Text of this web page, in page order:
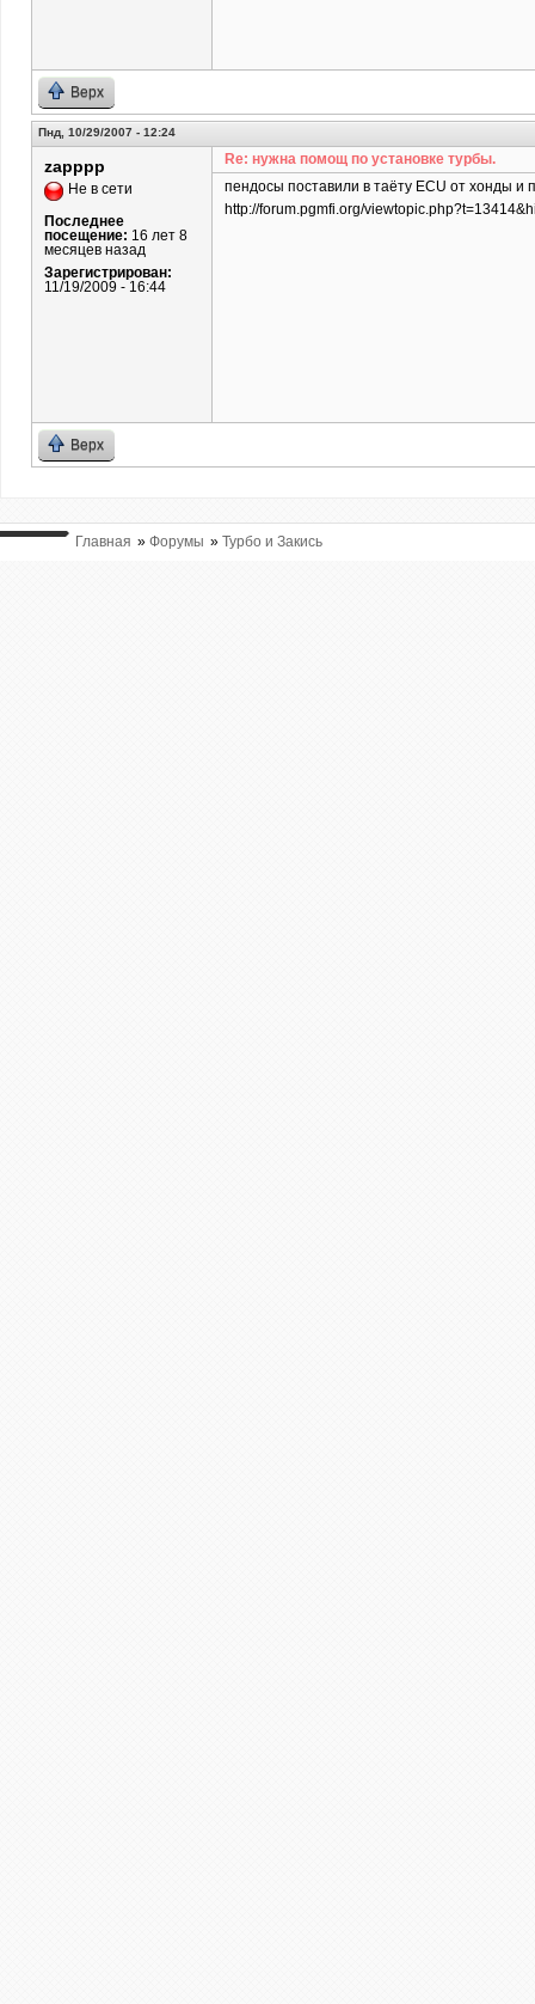
Верх
Пнд, 10/29/2007 - 12:24
zapppp
Не в сети
Последнее
посещение: 16 лет 8
месяцев назад
Зарегистрирован:
11/19/2009 - 16:44
Re: нужна помощ по установке турбы.
пендосы поставили в таёту ECU от хонды и
http://forum.pgmfi.org/
Верх
Главная » Форумы » Турбо и Закись